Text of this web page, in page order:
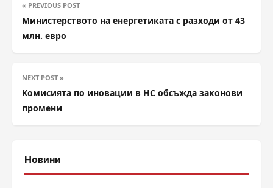
« PREVIOUS POST
Министерството на енергетиката с разходи от 43
млн. евро
NEXT POST »
Комисията по иновации в НС обсъжда законови
промени
Новини